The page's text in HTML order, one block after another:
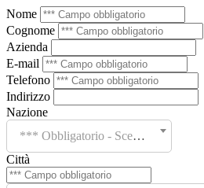
Nome
Cognome
Azienda
E-mail
Telefono
Indirizzo
Nazione
*** Obbligatorio - Scegli un paese
Città